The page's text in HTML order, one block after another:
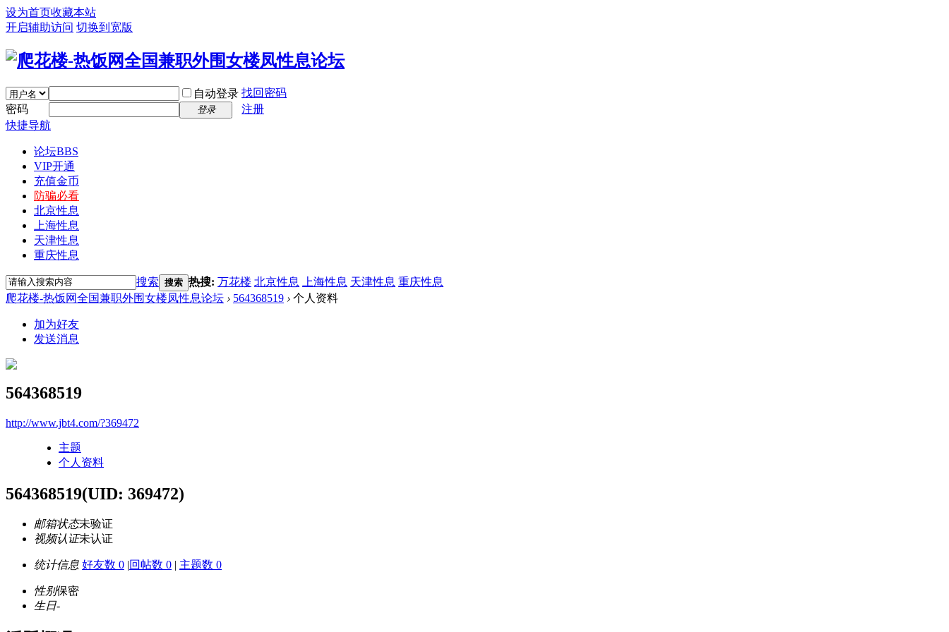
设为首页收藏本站
开启辅助访问 切换到宽版
自动登录 找回密码
密码
登录
注册
快捷导航
论坛BBS
VIP开通
充值金币
防骗必看
北京性息
上海性息
天津性息
重庆性息
搜索 搜索 热搜: 万花楼 北京性息 上海性息 天津性息 重庆性息
爬花楼-热饭网全国兼职外围女楼凤性息论坛 › 564368519 › 个人资料
加为好友
发送消息
564368519
http://www.jbt4.com/?369472
主题
个人资料
564368519(UID: 369472)
邮箱状态未验证
视频认证未认证
统计信息 好友数 0 |回帖数 0 | 主题数 0
性别保密
生日-